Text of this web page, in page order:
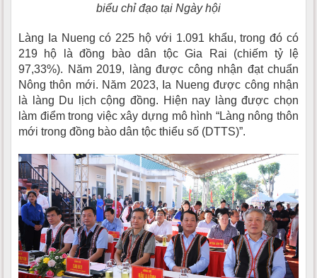
biểu chỉ đạo tại Ngày hội
Làng Ia Nueng có 225 hộ với 1.091 khẩu, trong đó có
219 hộ là đồng bào dân tộc Gia Rai (chiếm tỷ lệ
97,33%). Năm 2019, làng được công nhận đạt chuẩn
Nông thôn mới. Năm 2023, Ia Nueng được công nhận
là làng Du lịch cộng đồng. Hiện nay làng được chọn
làm điểm trong việc xây dựng mô hình “Làng nông thôn
mới trong đồng bào dân tộc thiểu số (DTTS)”.